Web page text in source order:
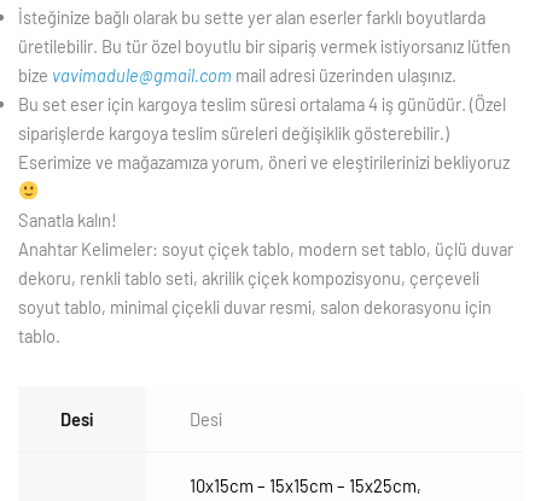
İsteğinize bağlı olarak bu sette yer alan eserler farklı boyutlarda
üretilebilir. Bu tür özel boyutlu bir sipariş vermek istiyorsanız lütfen
bize vavimadule@gmail.com mail adresi üzerinden ulaşınız.
Bu set eser için kargoya teslim süresi ortalama 4 iş günüdür. (Özel
siparişlerde kargoya teslim süreleri değişiklik gösterebilir.)
Eserimize ve mağazamıza yorum, öneri ve eleştirilerinizi bekliyoruz
Sanatla kalın!
Anahtar Kelimeler: soyut çiçek tablo, modern set tablo, üçlü duvar
dekoru, renkli tablo seti, akrilik çiçek kompozisyonu, çerçeveli
soyut tablo, minimal çiçekli duvar resmi, salon dekorasyonu için
tablo.
Desi Desi
10x15cm – 15x15cm – 15x25cm,